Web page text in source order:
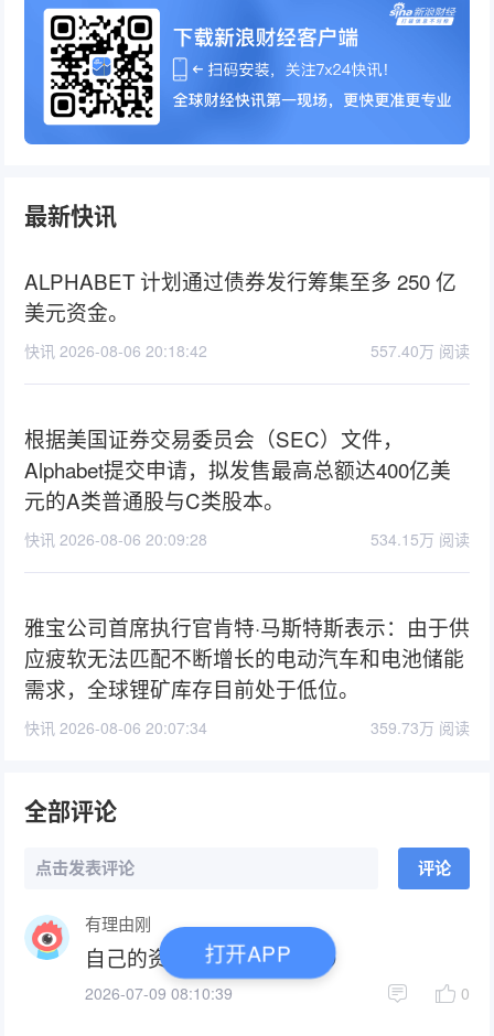
最新快讯
ALPHABET 计划通过债券发行筹集至多 250 亿
美元资金。
快讯 2026-08-06 20:18:42 557.40万 阅读
根据美国证券交易委员会（SEC）文件，
Alphabet提交申请，拟发售最高总额达400亿美
元的A类普通股与C类股本。
快讯 2026-08-06 20:09:28 534.15万 阅读
雅宝公司首席执行官肯特·马斯特斯表示：由于供
应疲软无法匹配不断增长的电动汽车和电池储能
需求，全球锂矿库存目前处于低位。
快讯 2026-08-06 20:07:34 359.73万 阅读
全部评论
点击发表评论 评论
有理由刚
自己的资产自己不能做主😰
2026-07-09 08:10:39 0
打开APP